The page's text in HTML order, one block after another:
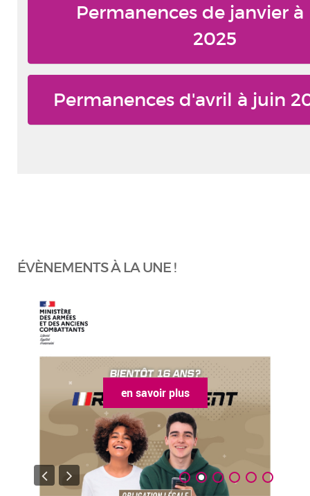
Permanences de janvier à
2025
Permanences d'avril à juin
ÉVÈNEMENTS À LA UNE !
en savoir plus